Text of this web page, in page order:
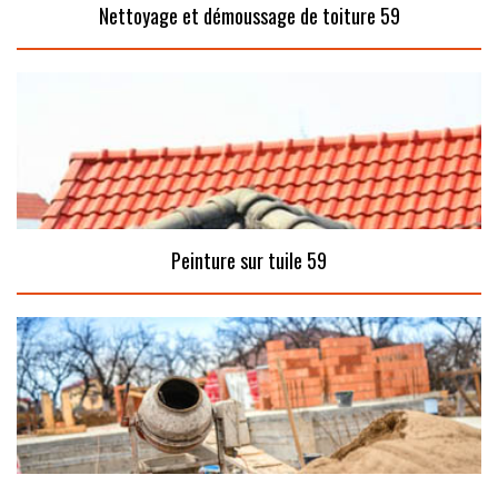
Nettoyage et démoussage de toiture 59
Peinture sur tuile 59